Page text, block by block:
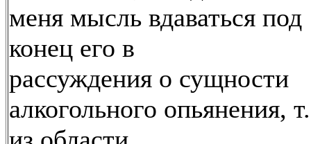
меня мысль вдаваться под
конец его в
рассуждения о сущности
алкогольного опьянения,